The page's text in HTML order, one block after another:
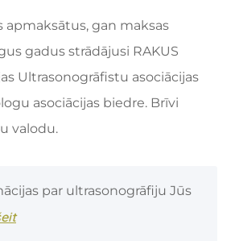
apmaksātus, gan maksas
gadus strādājusi RAKUS
Ultrasonogrāfistu asociācijas
asociācijas biedre. Brīvi
valodu.
par ultrasonogrāfiju Jūs